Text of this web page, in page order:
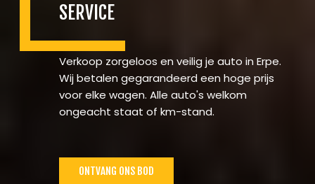
SERVICE
Verkoop zorgeloos en veilig je auto in Erpe.
Wij betalen gegarandeerd een hoge prijs
voor elke wagen. Alle auto's welkom
ongeacht staat of km-stand.
ONTVANG ONS BOD